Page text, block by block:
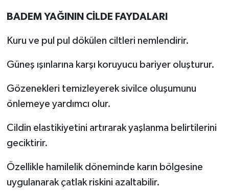
BADEM YAĞININ CİLDE FAYDALARI
Kuru ve pul pul dökülen ciltleri nemlendirir.
Güneş ışınlarına karşı koruyucu bariyer oluşturur.
Gözenekleri temizleyerek sivilce oluşumunu
önlemeye yardımcı olur.
Cildin elastikiyetini artırarak yaşlanma belirtilerini
geciktirir.
Özellikle hamilelik döneminde karın bölgesine
uygulanarak çatlak riskini azaltabilir.